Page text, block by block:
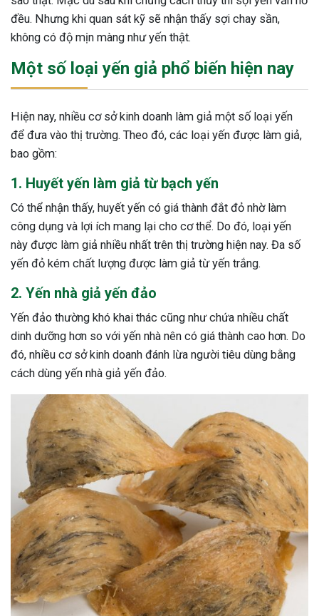
đều. Nhưng khi quan sát kỹ sẽ nhận thấy sợi chay sần,
không có độ mịn màng như yến thật.
Một số loại yến giả phổ biến hiện nay
Hiện nay, nhiều cơ sở kinh doanh làm giả một số loại yến
để đưa vào thị trường. Theo đó, các loại yến được làm giả,
bao gồm:
1. Huyết yến làm giả từ bạch yến
Có thể nhận thấy, huyết yến có giá thành đắt đỏ nhờ làm
công dụng và lợi ích mang lại cho cơ thể. Do đó, loại yến
này được làm giả nhiều nhất trên thị trường hiện nay. Đa số
yến đỏ kém chất lượng được làm giả từ yến trắng.
2. Yến nhà giả yến đảo
Yến đảo thường khó khai thác cũng như chứa nhiều chất
dinh dưỡng hơn so với yến nhà nên có giá thành cao hơn. Do
đó, nhiều cơ sở kinh doanh đánh lừa người tiêu dùng bằng
cách dùng yến nhà giả yến đảo.